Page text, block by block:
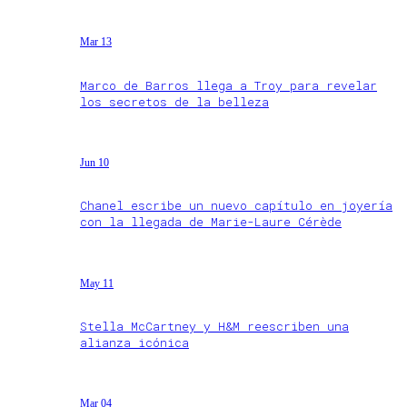
Mar 13
Marco de Barros llega a Troy para revelar
los secretos de la belleza
Jun 10
Chanel escribe un nuevo capítulo en joyería
con la llegada de Marie-Laure Cérède
May 11
Stella McCartney y H&M reescriben una
alianza icónica
Mar 04